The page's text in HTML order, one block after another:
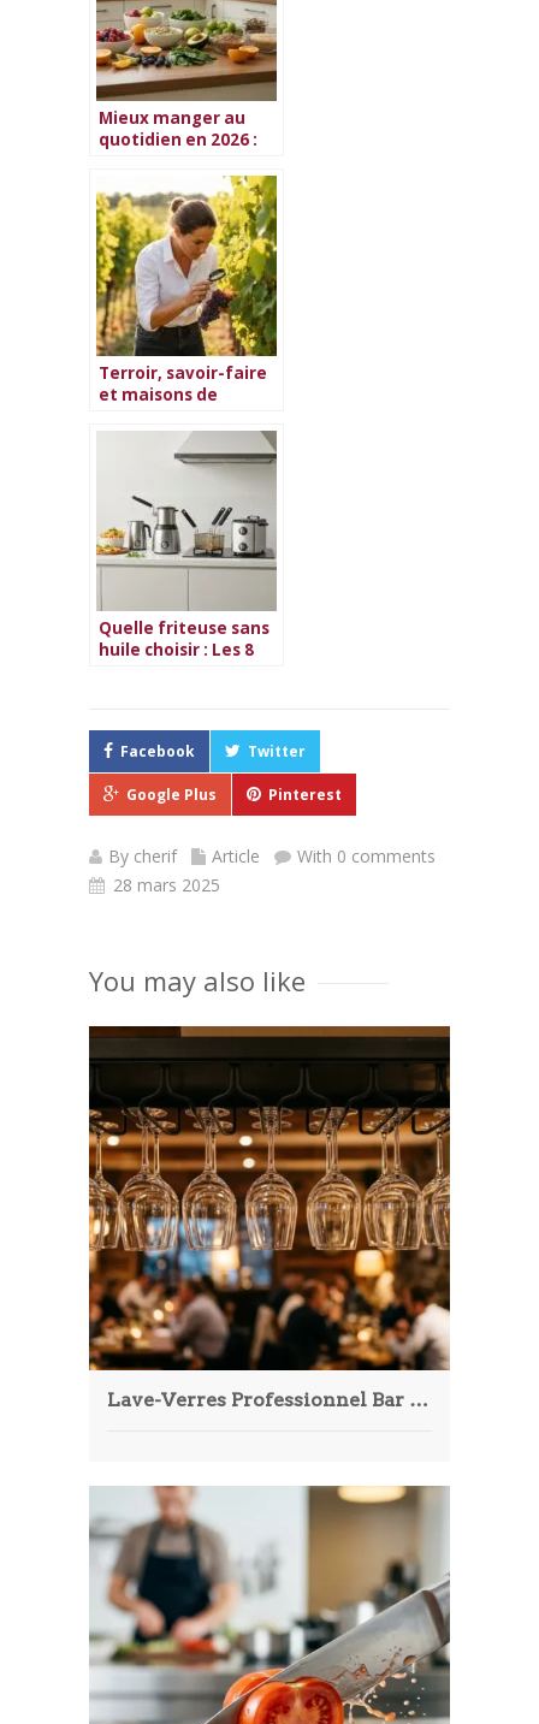
Mieux manger au
quotidien en 2026 :
Terroir, savoir-faire
et maisons de
Quelle friteuse sans
huile choisir : Les 8
Facebook Twitter
Google Plus Pinterest
By cherif Article
With 0 comments
28 mars 2025
You may also like
Lave-Verres Professionnel Bar & Restaurant : Guide Ultime